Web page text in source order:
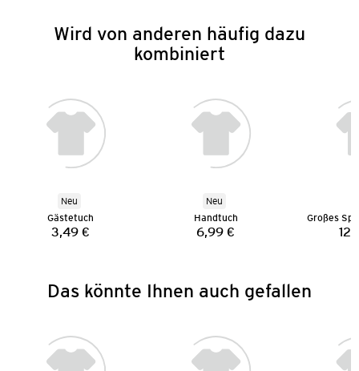
Wird von anderen häufig dazu
kombiniert
Neu
Gästetuch
Preis:
3,49 €
Neu
Handtuch
Preis:
6,99 €
Das könnte Ihnen auch gefallen